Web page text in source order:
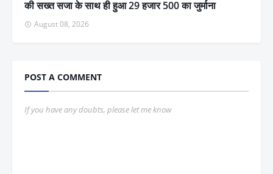
की सख्त सजा के साथ ही हुआ 29 हजार 500 का जुर्माना
August 08, 2026
POST A COMMENT
If you have any doubts, please let me know